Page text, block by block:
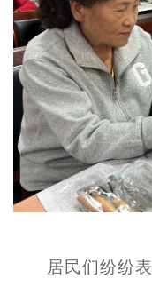
居民们纷纷